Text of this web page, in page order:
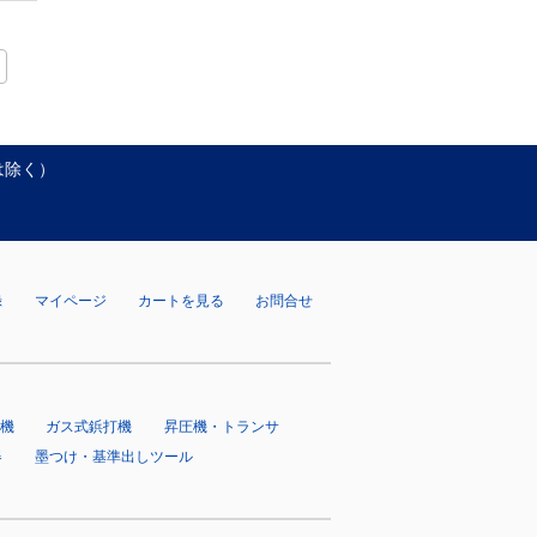
く）
マイページ カートを見る お問合せ
ガス式鋲打機
昇圧機・トランサ
墨つけ・基準出しツール